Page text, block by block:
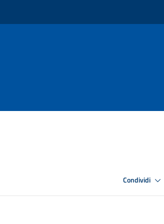
Condividi